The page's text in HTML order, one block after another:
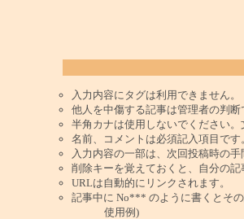
入力内容にタグは利用できません。
他人を中傷する記事は管理者の判断
半角カナは使用しないでください。
名前、コメントは必須記入項目です
入力内容の一部は、次回投稿時の
削除キーを覚えておくと、自分の記
URLは自動的にリンクされます。
記事中に No*** のように書くとそ
使用例)